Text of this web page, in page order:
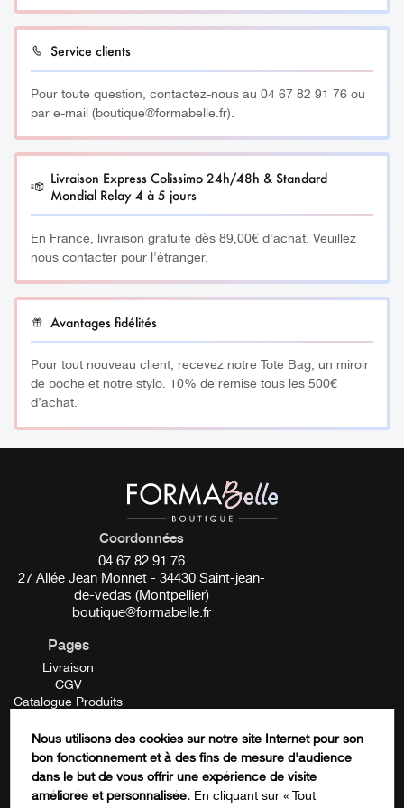
cutanés liés au stress. Elle accélère également la
cicatrisation et la régénération cellulaire grâce à sa forte
teneur en silice. Ainsi, l’aventurine est recommandée pour
possédant de l’inconfort. C’est un véritable allié anti
imperfections, le plus reconnue. En effet, elle lutte contre
l’acné, les micro-kystes acnéiques, les sécrétions de
sébum excessives et améliore le grain de peau en
général. Cette pierre favorise le développement de son
self-contrôle. Par ailleurs, elle offre un apaisement et un
bien-être et permet de lutter contre les migraines.
_________
Fabriqué à partir de pierres semi-précieuses 100%
naturelles (Aventurine).
_________
Bénéfices :
raffermir et tonifier la peau, illuminer le teint et faire
pénétrer les soins.
Apaise les sensations de brûlures et les irritations
Action anti-inflammatoire
Soulage les éruptions cutanées
Favorise la régénération
Réduit le stress
Facilite l’absorption des sérums, huiles et soins
_________
Conseils d’utilisation :
Service clients
Pour toute question, contactez-nous au 04 67 82 91 76 ou
par e-mail (boutique@formabelle.fr).
Livraison Express Colissimo 24h/48h & Standard
Mondial Relay 4 à 5 jours
En France, livraison gratuite dès 89,00€ d'achat. Veuillez
nous contacter pour l'étranger.
Avantages fidélités
Pour tout nouveau client, recevez notre Tote Bag, un miroir
de poche et notre stylo. 10% de remise tous les 500€
d’achat.
Phone
Coordonnées
04 67 82 91 76
27 Allée Jean Monnet - 34430 Saint-jean-
de-vedas (Montpellier)
boutique@formabelle.fr
Pages
Livraison
CGV
Catalogue Produits
Contactez-nous
FORMATION
Nous utilisons des cookies sur notre site Internet pour son
bon fonctionnement et à des fins de mesure d'audience
dans le but de vous offrir une expérience de visite
améliorée et personnalisée. En cliquant sur « Tout